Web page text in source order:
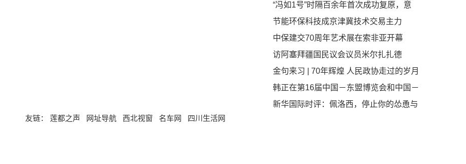
跨境合作
“冯如1号”时隔百余年首次成功复原，意
味着什么？
节能环保科技成京津冀技术交易主力
中保建交70周年艺术展在索非亚开幕
访阿塞拜疆国民议会议员米尔扎扎德
金句来习 | 70年辉煌 人民政协走过的岁月
韩正在第16届中国－东盟博览会和中国－
东盟商务与投资
新华国际时评：佩洛西，停止你的怂恿与
友链： 莲都之声 网址导航 西北视窗 名车网 四川生活网